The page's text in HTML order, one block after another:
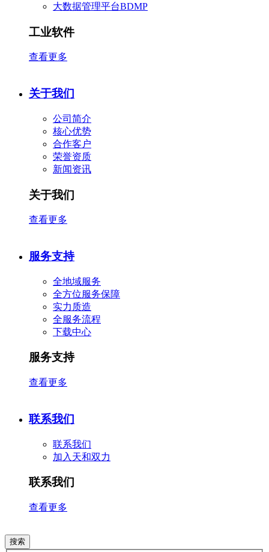
大数据管理平台BDMP
工业软件
查看更多
关于我们
公司简介
核心优势
合作客户
​荣誉资质
新闻资讯
关于我们
查看更多
服务支持
全地域服务
全方位服务保障
实力质造
全服务流程
下载中心
服务支持
查看更多
联系我们
联系我们
加入天和双力
联系我们
查看更多
搜索